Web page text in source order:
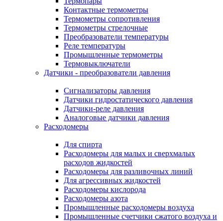
Контактные термометры
Термометры сопротивления
Термометры стрелочные
Преобразователи температуры
Реле температуры
Промышленные термометры
Термовыключатели
Датчики - преобразователи давления
Сигнализаторы давления
Датчики гидростатического давления
Датчики-реле давления
Аналоговые датчики давления
Расходомеры
Для спирта
Расходомеры для малых и сверхмалых
расходов жидкостей
Расходомеры для разливочных линий
Для агрессивных жидкостей
Расходомеры кислорода
Расходомеры азота
Промышленные расходомеры воздуха
Промышленные счетчики сжатого воздуха и